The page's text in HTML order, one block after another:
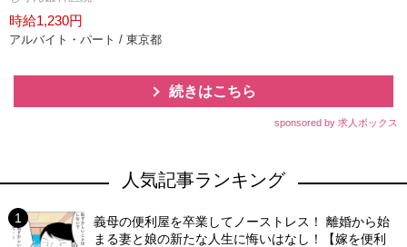
時給1,230円
アルバイト・パート / 東京都
続きはこちら
sponsored by 求人ボックス
人気記事ランキング
義母の便利屋を卒業してノーストレス！ 離婚から始
まる妻と娘の新たな人生に悔いはなし！【嫁を便利